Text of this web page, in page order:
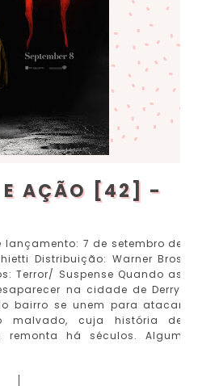
E AÇÃO [42] -
7 de setembro de
Distribuição: Warner Bros
Terror/ Suspense Quando as
na cidade de Derry,
bairro se unem para atacar
malvado, cuja história de
remonta há séculos. Algum